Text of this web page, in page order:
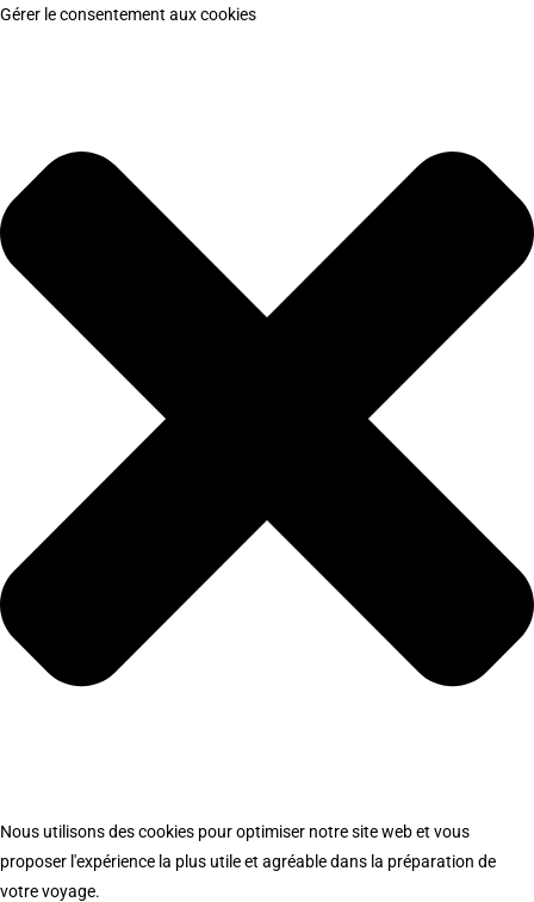
Gérer le consentement aux cookies
Nous utilisons des cookies pour optimiser notre site web et vous
proposer l'expérience la plus utile et agréable dans la préparation de
votre voyage.